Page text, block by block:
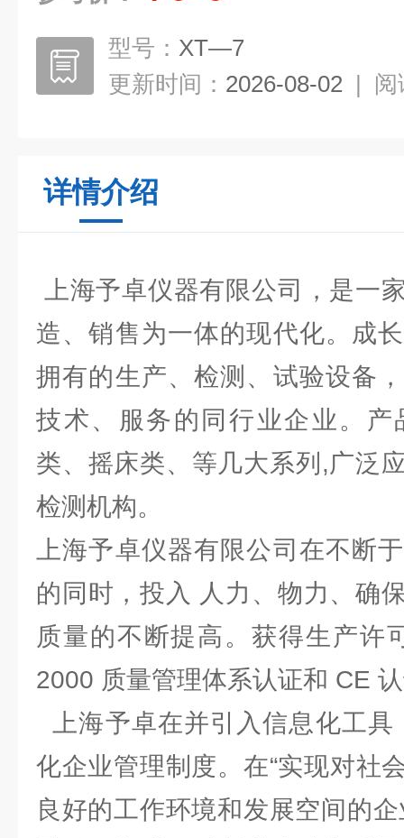
型号： XT—7
更新时间： 2026-08-02 | 阅
详情介绍
上海予卓仪器有限公司，是一
造、销售为一体的现代化。成
拥有的生产、检测、试验设备
技术、服务的同行业企业。产
类、摇床类、等几大系列,广泛
检测机构。
上海予卓仪器有限公司在不断
的同时，投入 人力、物力、确
质量的不断提高。获得生产许
2000 质量管理体系认证和
上海予卓在并引入信息化工具
化企业管理制度。在“实现对社
良好的工作环境和发展空间的